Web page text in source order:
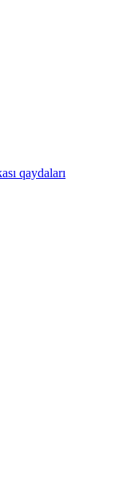
qaydaları